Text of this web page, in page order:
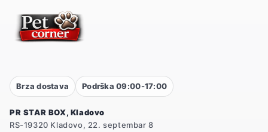
Brza dostava Podrška 09:00-17:00
PR STAR BOX, Kladovo
RS-19320 Kladovo, 22. septembar 8